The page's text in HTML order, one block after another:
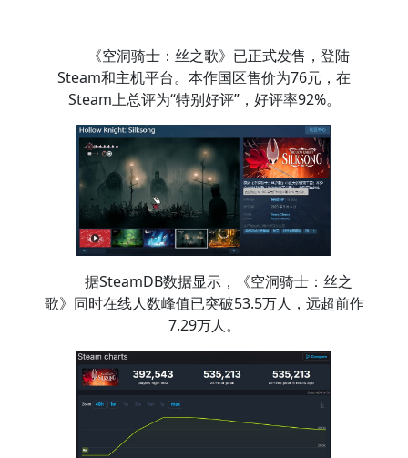
《空洞骑士：丝之歌》已正式发售，登陆
Steam和主机平台。本作国区售价为76元，在
Steam上总评为“特别好评”，好评率92%。
据SteamDB数据显示，《空洞骑士：丝之
歌》同时在线人数峰值已突破53.5万人，远超前作
7.29万人。